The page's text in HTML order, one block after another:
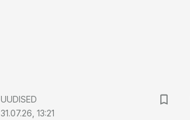
UUDISED
31.07.26, 13:21